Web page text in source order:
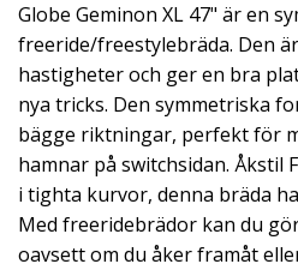
Globe Geminon XL 47" är en
freeride/freestylebräda. Den
hastigheter och ger en bra
nya tricks. Den symmetriska
bägge riktningar, perfekt för
hamnar på switchsidan. Åkstil
i tighta kurvor, denna bräda
Med freeridebrädor kan du
oavsett om du åker framåt